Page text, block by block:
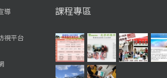
導
視平台
課程專區